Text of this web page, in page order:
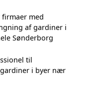
firmaer med
af gardiner i
Sønderborg
til
i byer nær